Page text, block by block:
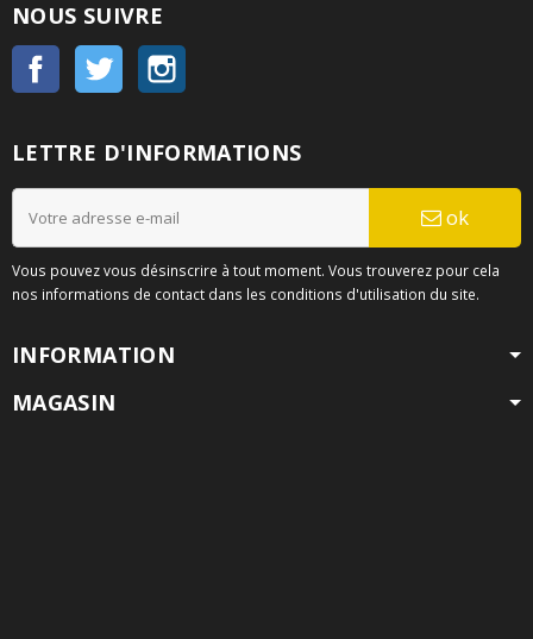
NOUS SUIVRE
Facebook Twitter
LETTRE D'INFORMATIONS
ok
Vous pouvez vous désinscrire à tout moment. Vous trouverez pour cela
nos informations de contact dans les conditions d'utilisation du site.
INFORMATION
MAGASIN